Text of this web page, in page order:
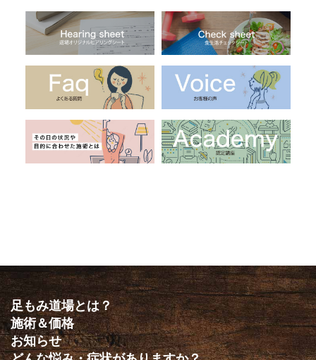
足もみ道場とは？
施術＆価格
お知らせ